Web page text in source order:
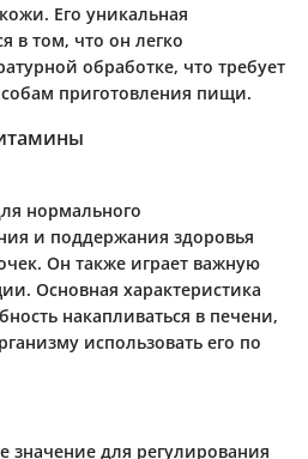
Его уникальная
в том, что он легко
обработке, что требует
приготовления пищи.
нормального
и поддержания здоровья
Он также играет важную
Основная характеристика
накапливаться в печени,
использовать его по
значение для регулирования